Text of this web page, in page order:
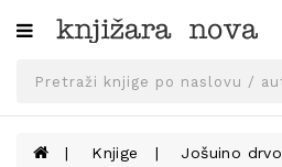
Kategorije
SVEUČILIŠNA
UDŽBENICI
Knjige Jošuino drvo